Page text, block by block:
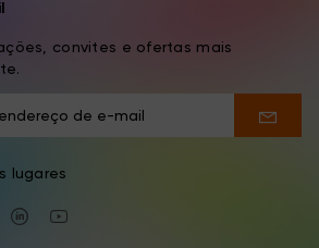
convites e ofertas mais
lugares